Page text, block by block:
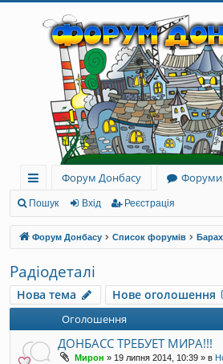
ви
дк
и
й
до
ст
уп
Форум Донбасу
Форуми
Пошук Вхід Реєстрація
Форум Донбасу Список форумів
Радіодеталі
Нова тема Нове оголошення
Оголошення
ДОНБАСС ТРЕБУЕТ МИРА!!!
Мирон » 19 липня 2014, 10:39 » в